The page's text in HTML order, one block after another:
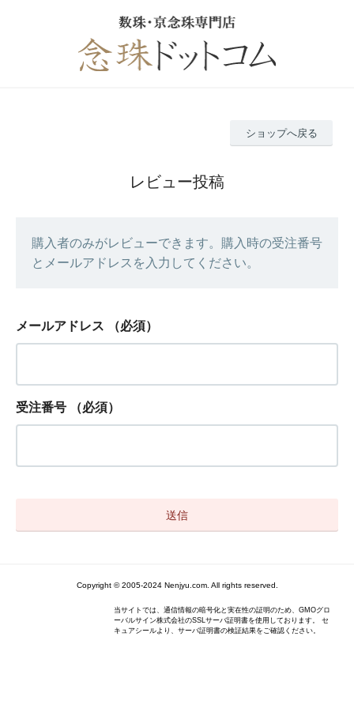
ショップへ戻る
レビュー投稿
購入者のみがレビューできます。購入時の受注番号
とメールアドレスを入力してください。
メールアドレス （必須）
受注番号 （必須）
Copyright © 2005-2024 Nenjyu.com. All rights reserved.
当サイトでは、通信情報の暗号化と実在性の証明のため、GMOグロ
ーバルサイン株式会社のSSLサーバ証明書を使用しております。 セ
キュアシールより、サーバ証明書の検証結果をご確認ください。